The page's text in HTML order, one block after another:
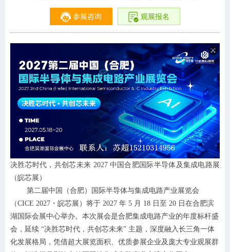
参展咨询 观展报名
决胜芯时代，共创芯未来 2027 中国合肥国际半导体及集成电路展
（皖芯展）
第二届中国（合肥）国际半导体与集成电路产业展览会
（CICE 2027・皖芯展）将于 2027 年 5 月 18 日至 20 日在合肥滨
湖国际会展中心举办。本次展会是合肥集成电路产业的年度标杆盛
会，延续 “决胜芯时代，共创芯未来” 主题，深度融入长三角一体
化发展格局，凭借超大展览面积、优质参展企业及庞大专业观展群